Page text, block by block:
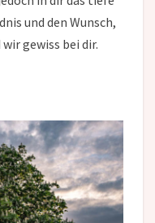
und den Wunsch,
gewiss bei dir.